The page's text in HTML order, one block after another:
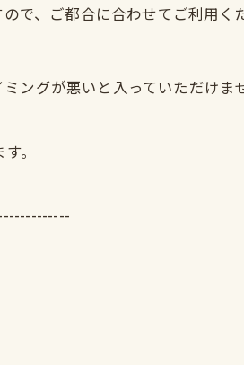
で、ご都合に合わせてご利用く
ングが悪いと入っていただけま
。